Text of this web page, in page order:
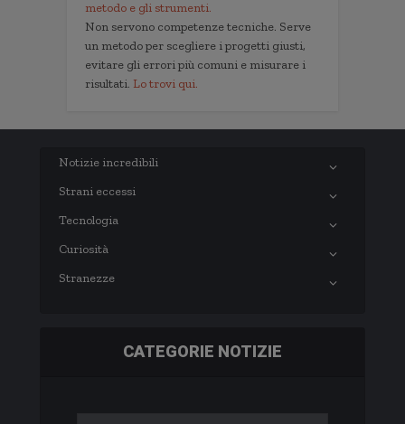
metodo e gli strumenti.
Non servono competenze tecniche. Serve
un metodo per scegliere i progetti giusti,
evitare gli errori più comuni e misurare i
risultati. Lo trovi qui.
Notizie incredibili
Strani eccessi
Tecnologia
Curiosità
Stranezze
CATEGORIE NOTIZIE